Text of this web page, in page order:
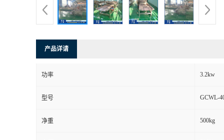
产品详请
功率 3.2kw
型号 GCWL-
净重 500kg